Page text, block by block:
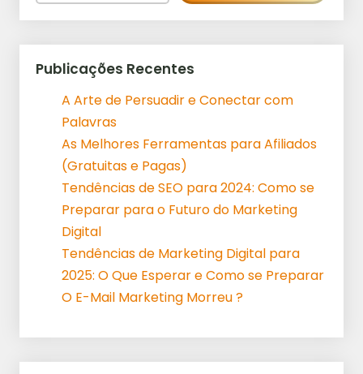
Publicações Recentes
A Arte de Persuadir e Conectar com
Palavras
As Melhores Ferramentas para Afiliados
(Gratuitas e Pagas)
Tendências de SEO para 2024: Como se
Preparar para o Futuro do Marketing
Digital
Tendências de Marketing Digital para
2025: O Que Esperar e Como se Preparar
O E-Mail Marketing Morreu ?